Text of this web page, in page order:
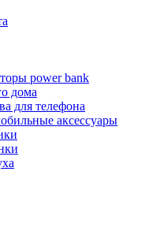
power bank
дома
для телефона
аксессуары